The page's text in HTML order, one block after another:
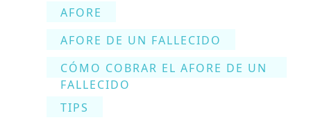
AFORE
AFORE DE UN FALLECIDO
CÓMO COBRAR EL AFORE DE UN
FALLECIDO
TIPS